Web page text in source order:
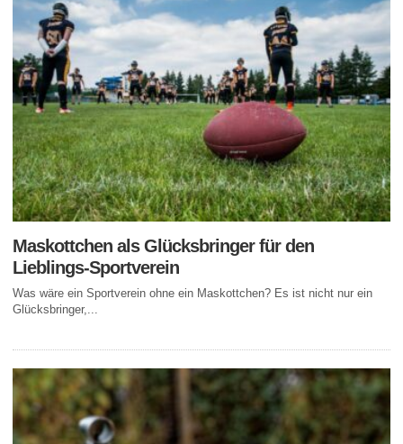
Maskottchen als Glücksbringer für den
Lieblings-Sportverein
Was wäre ein Sportverein ohne ein Maskottchen? Es ist nicht nur ein
Glücksbringer,...